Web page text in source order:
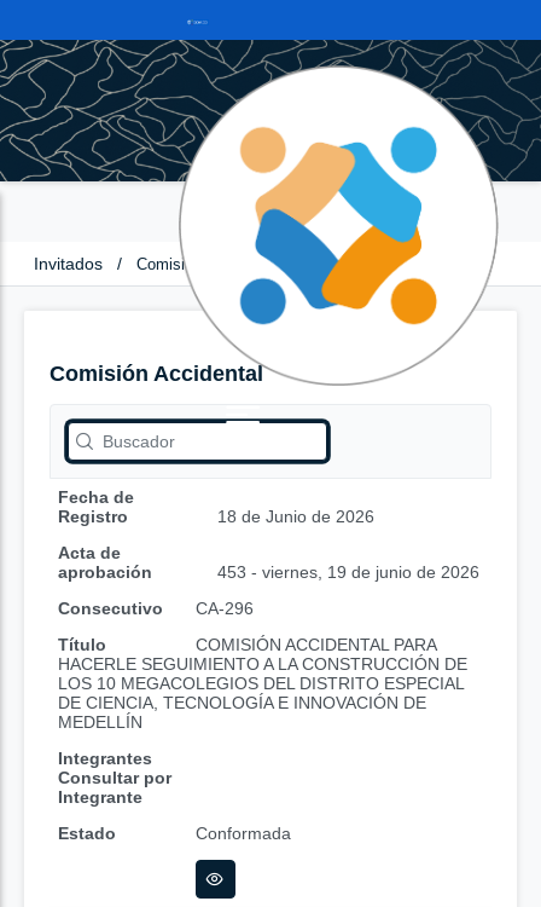
Invitados / Comisión Accidental
Comisión Accidental
Fecha de
Registro
18 de Junio de 2026
Acta de
aprobación
453 - viernes, 19 de junio de 2026
Consecutivo
CA-296
Título
COMISIÓN ACCIDENTAL PARA
HACERLE SEGUIMIENTO A LA CONSTRUCCIÓN DE
LOS 10 MEGACOLEGIOS DEL DISTRITO ESPECIAL
DE CIENCIA, TECNOLOGÍA E INNOVACIÓN DE
MEDELLÍN
Integrantes
Consultar por
Integrante
Estado
Conformada